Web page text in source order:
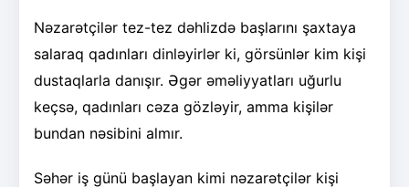
Nəzarətçilər tez-tez dəhlizdə başlarını şaxtaya
salaraq qadınları dinləyirlər ki, görsünlər kim kişi
dustaqlarla danışır. Əgər əməliyyatları uğurlu
keçsə, qadınları cəza gözləyir, amma kişilər
bundan nəsibini almır.
Səhər iş günü başlayan kimi nəzarətçilər kişi